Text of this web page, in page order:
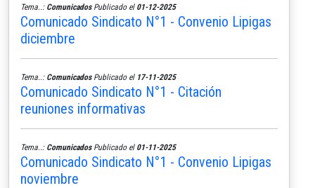
Tema..: ComunicadosPublicado el 01-12-2025
Comunicado Sindicato N°1 - Convenio Lipigas
diciembre
Tema..: ComunicadosPublicado el 17-11-2025
Comunicado Sindicato N°1 - Citación
reuniones informativas
Tema..: ComunicadosPublicado el 01-11-2025
Comunicado Sindicato N°1 - Convenio Lipigas
noviembre